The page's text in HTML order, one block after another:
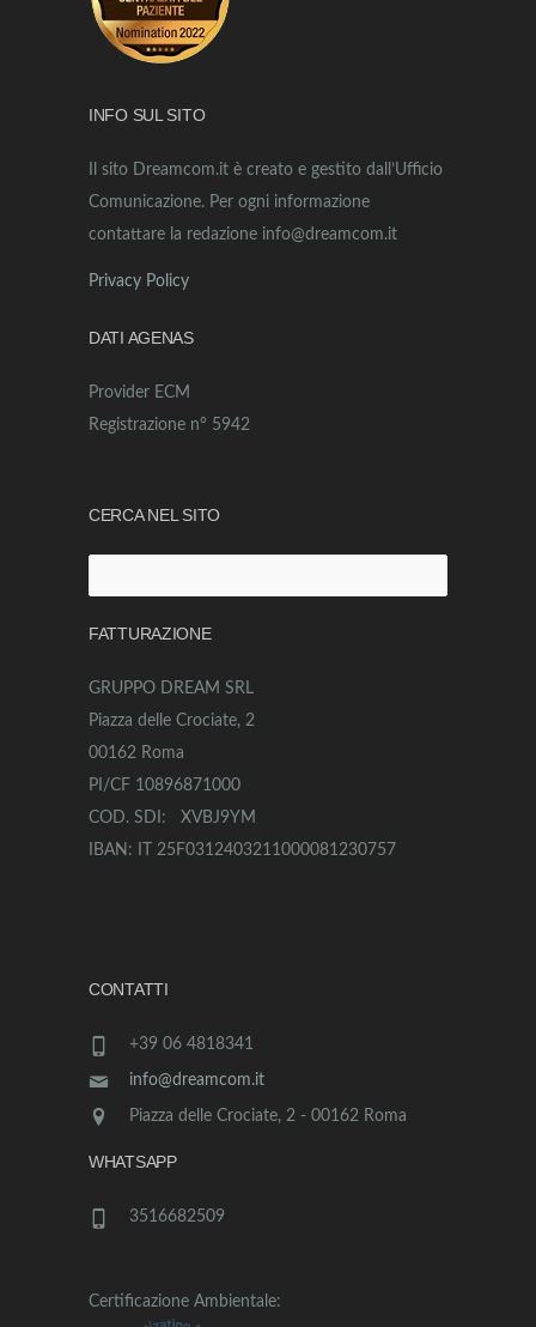
INFO SUL SITO
Il sito Dreamcom.it è creato e gestito dall’Ufficio
Comunicazione. Per ogni informazione
contattare la redazione info@dreamcom.it
Privacy Policy
DATI AGENAS
Provider ECM
Registrazione n° 5942
CERCA NEL SITO
per:
FATTURAZIONE
GRUPPO DREAM SRL
Piazza delle Crociate, 2
00162 Roma
PI/CF 10896871000
COD. SDI: XVBJ9YM
IBAN: IT 25F0312403211000081230757
CONTATTI
+39 06 4818341
info@dreamcom.it
Piazza delle Crociate, 2 - 00162 Roma
WHATSAPP
3516682509
Certificazione Ambientale: